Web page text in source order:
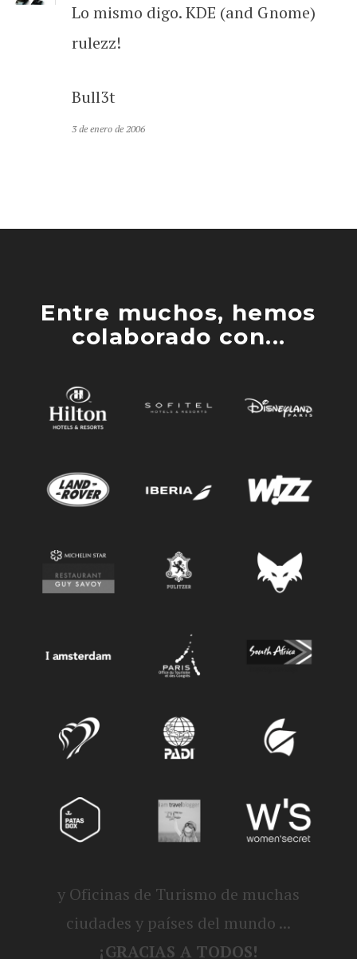
Lo mismo digo. KDE (and Gnome)
rulezz!
Bull3t
3 de enero de 2006
Entre muchos, hemos
colaborado con...
y Oficinas de Turismo de muchas
ciudades y países del mundo ...
¡GRACIAS A TODOS!